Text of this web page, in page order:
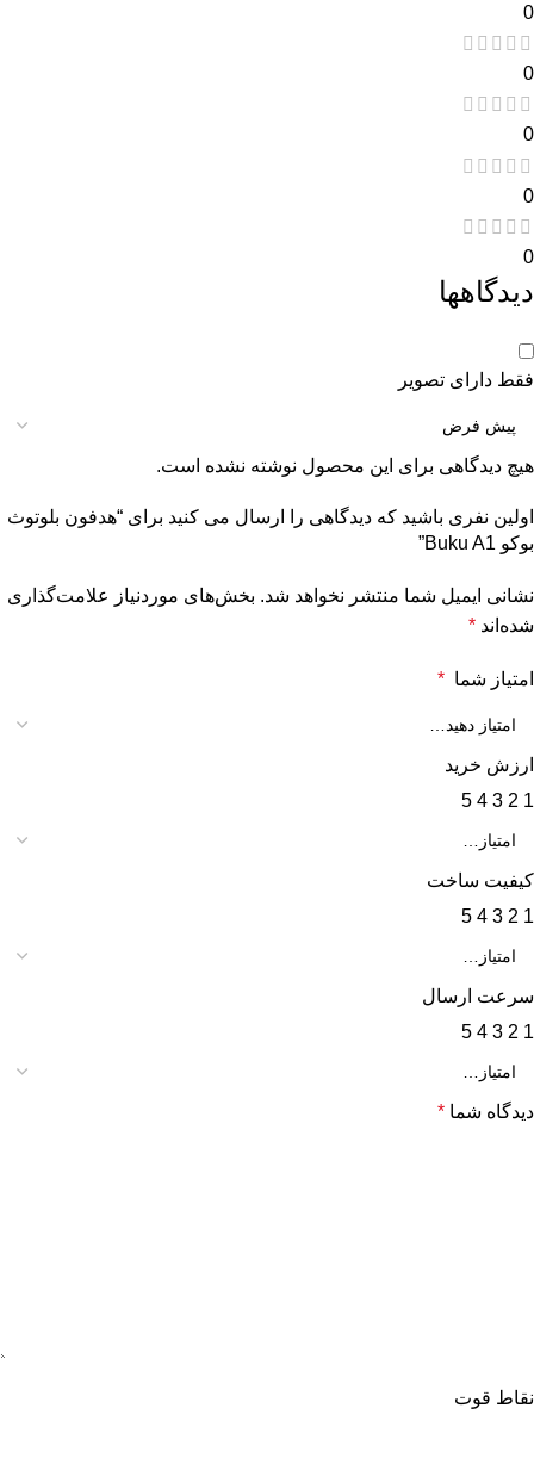
0
0
0
0
0
دیدگاهها
فقط دارای تصویر
هیچ دیدگاهی برای این محصول نوشته نشده است.
اولین نفری باشید که دیدگاهی را ارسال می کنید برای “هدفون بلوتوث
بوکو Buku A1”
نشانی ایمیل شما منتشر نخواهد شد. بخش‌های موردنیاز علامت‌گذاری
شده‌اند *
امتیاز شما *
ارزش خرید
1
2
3
4
5
کیفیت ساخت
1
2
3
4
5
سرعت ارسال
1
2
3
4
5
دیدگاه شما *
نقاط قوت